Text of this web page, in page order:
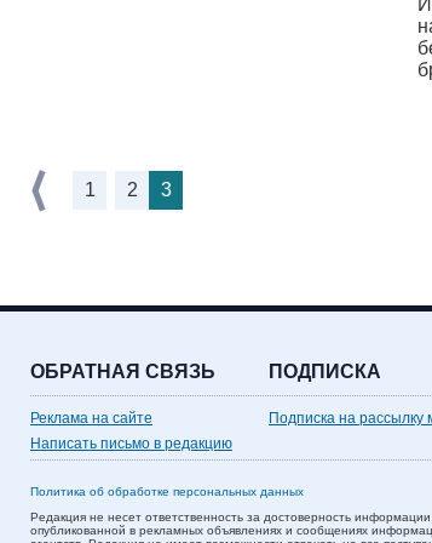
1 2 3
ОБРАТНАЯ СВЯЗЬ
Реклама на сайте
Написать письмо в редакцию
ПОДПИСКА
Подписка на рассылку
Политика об обработке персональных данных
Редакция не несет ответственность за достоверность информации,
опубликованной в рекламных объявлениях и сообщениях